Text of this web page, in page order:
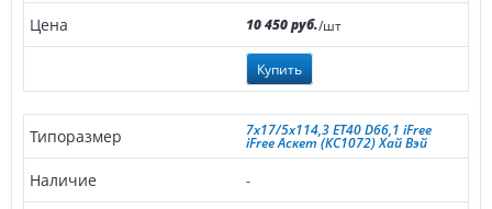
10 450 руб./шт
Купить
7x17/5x114,3 ET40 D66,1 iFree
iFree Аскет (КС1072) Хай Вэй
-